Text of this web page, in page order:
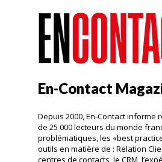
En-Contact
Depuis 2000, En-Contact informe
de 25 000 lecteurs du monde
problématiques, les «best
outils en matière de : Relation
centres de contacts, le CRM,